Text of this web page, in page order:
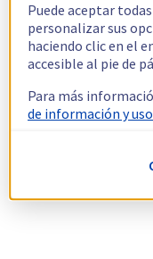
Puede aceptar
personalizar sus
haciendo clic en el
accesible al pie de
Para más
de información y